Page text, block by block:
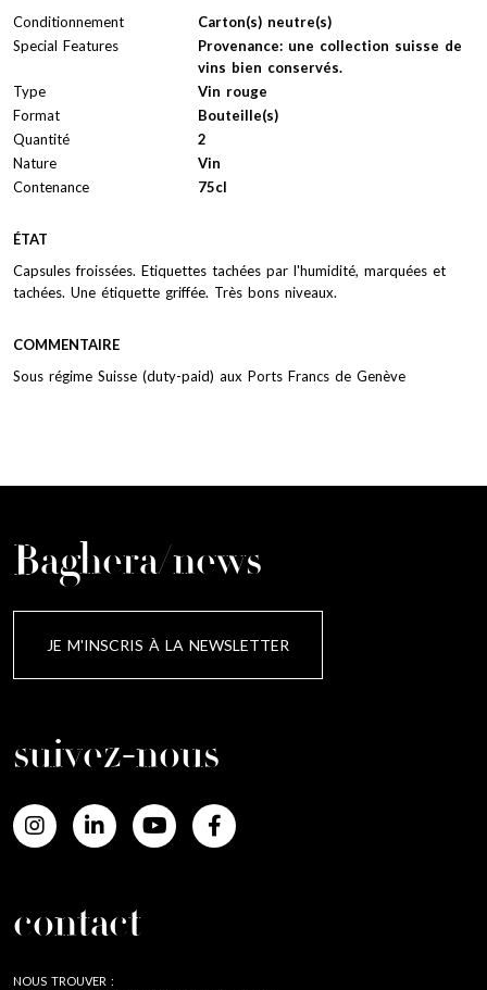
Conditionnement
Carton(s) neutre(s)
Special Features
Provenance: une collection suisse de
vins bien conservés.
Type
Vin rouge
Format
Bouteille(s)
Quantité
2
Nature
Vin
Contenance
75cl
ÉTAT
Capsules froissées. Etiquettes tachées par l'humidité, marquées et
tachées. Une étiquette griffée. Très bons niveaux.
COMMENTAIRE
Sous régime Suisse (duty-paid) aux Ports Francs de Genève
Baghera/news
JE M'INSCRIS À LA NEWSLETTER
suivez-nous
contact
NOUS TROUVER :